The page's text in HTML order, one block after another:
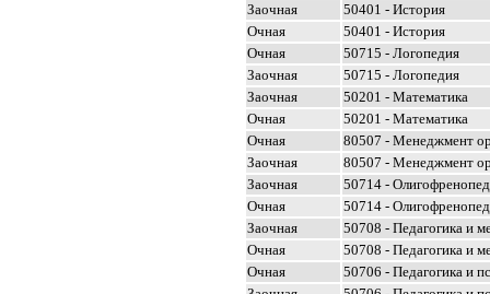
Заочная
50401 - История
Очная
50401 - История
Очная
50715 - Логопедия
Заочная
50715 - Логопедия
Заочная
50201 - Математика
Очная
50201 - Математика
Очная
80507 - Менеджмент
Заочная
80507 - Менеджмент
Заочная
50714 -
Очная
50714 -
Заочная
50708 - Педагогика и
Очная
50708 - Педагогика и
Очная
50706 - Педагогика и